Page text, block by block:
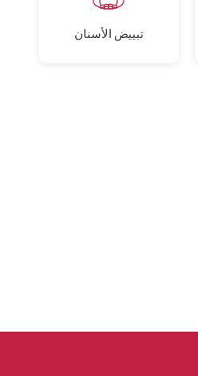
تبييض الأسنان